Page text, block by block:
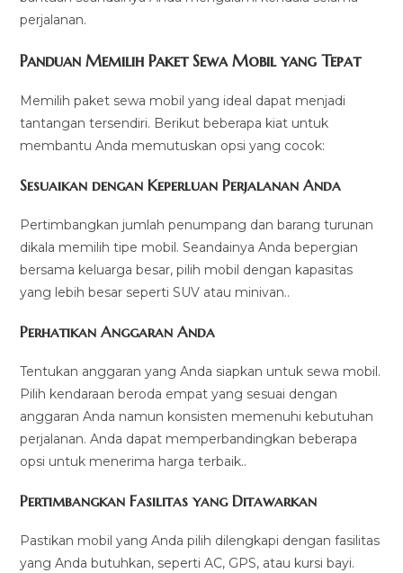
perjalanan.
Panduan Memilih Paket Sewa Mobil yang Tepat
Memilih paket sewa mobil yang ideal dapat menjadi
tantangan tersendiri. Berikut beberapa kiat untuk
membantu Anda memutuskan opsi yang cocok:
Sesuaikan dengan Keperluan Perjalanan Anda
Pertimbangkan jumlah penumpang dan barang turunan
dikala memilih tipe mobil. Seandainya Anda bepergian
bersama keluarga besar, pilih mobil dengan kapasitas
yang lebih besar seperti SUV atau minivan..
Perhatikan Anggaran Anda
Tentukan anggaran yang Anda siapkan untuk sewa mobil.
Pilih kendaraan beroda empat yang sesuai dengan
anggaran Anda namun konsisten memenuhi kebutuhan
perjalanan. Anda dapat memperbandingkan beberapa
opsi untuk menerima harga terbaik..
Pertimbangkan Fasilitas yang Ditawarkan
Pastikan mobil yang Anda pilih dilengkapi dengan fasilitas
yang Anda butuhkan, seperti AC, GPS, atau kursi bayi.